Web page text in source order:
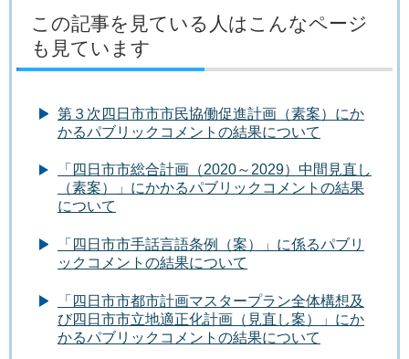
この記事を見ている人はこんなページ
も見ています
第３次四日市市市民協働促進計画（素案）にか
かるパブリックコメントの結果について
「四日市市総合計画（2020～2029）中間見直し
（素案）」にかかるパブリックコメントの結果
について
「四日市市手話言語条例（案）」に係るパブリ
ックコメントの結果について
「四日市市都市計画マスタープラン全体構想及
び四日市市立地適正化計画（見直し案）」にか
かるパブリックコメントの結果について